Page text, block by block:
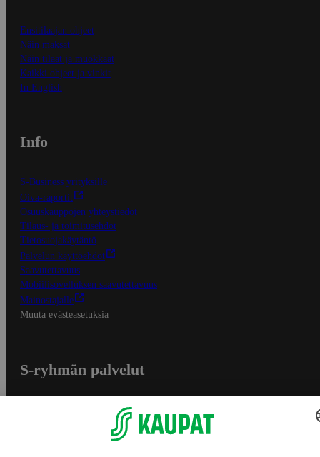
Ensitilaajan ohjeet
Näin maksat
Näin tilaat ja muokkaat
Kaikki ohjeet ja vinkit
In English
Info
S-Business yrityksille
Oiva-raportit
Osuuskauppojen yhteystiedot
Tilaus- ja toimitusehdot
Tietosuojakäytäntö
Palvelun käyttöehdot
Saavutettavuus
Mobiilisovelluksen saavutettavuus
Mainostajalle
Muuta evästeasetuksia
S-ryhmän palvelut
Yhteishyvä Ruoka -sovellus